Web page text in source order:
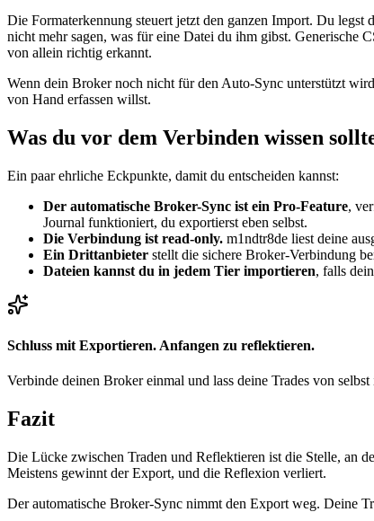
Die Formaterkennung steuert jetzt den ganzen Import. Du
nicht mehr sagen, was für eine Datei du ihm gibst. Generische
von allein richtig erkannt.
Wenn dein Broker noch nicht für den Auto-Sync unterstützt
von Hand erfassen willst.
Was du vor dem Verbinden wissen
Ein paar ehrliche Eckpunkte, damit du entscheiden kannst:
Der automatische Broker-Sync ist ein Pro-Feature,
Journal funktioniert, du exportierst eben selbst.
Die Verbindung ist read-only. m1ndtr8de liest deine
Ein Drittanbieter stellt die sichere Broker-Verbindung
Dateien kannst du in jedem Tier importieren, falls
Schluss mit Exportieren. Anfangen zu reflektieren.
Verbinde deinen Broker einmal und lass deine Trades von
Fazit
Die Lücke zwischen Traden und Reflektieren ist die Stelle, an
Meistens gewinnt der Export, und die Reflexion verliert.
Der automatische Broker-Sync nimmt den Export weg. Deine